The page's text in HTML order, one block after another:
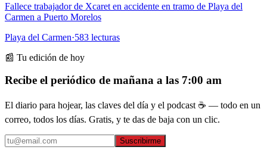
Fallece trabajador de Xcaret en accidente en tramo de Playa del
Carmen a Puerto Morelos
Playa del Carmen·583 lecturas
📰 Tu edición de hoy
Recibe el periódico de mañana a las 7:00 am
El diario para hojear, las claves del día y el podcast ☕ — todo en un
correo, todos los días. Gratis, y te das de baja con un clic.
Suscribirme